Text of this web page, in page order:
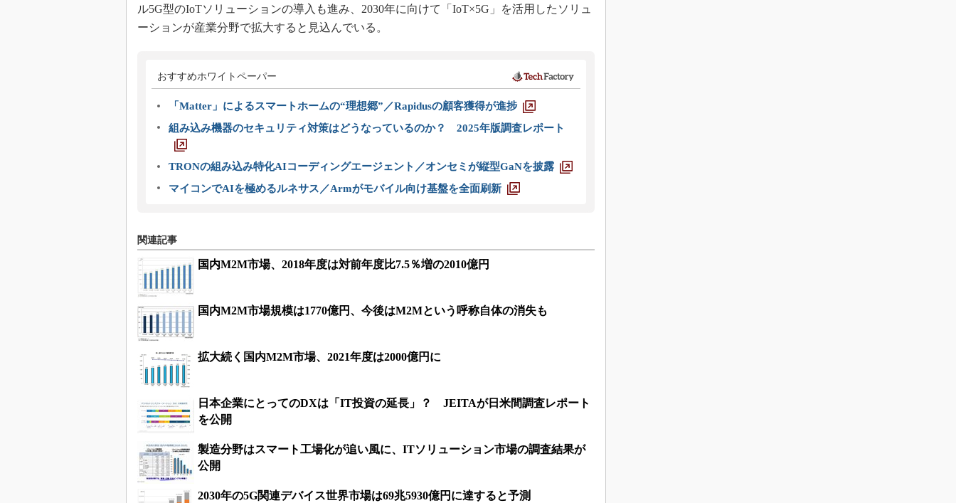
ル5G型のIoTソリューションの導入も進み、2030年に向けて「IoT×5G」を活用したソリュ
ーションが産業分野で拡大すると見込んでいる。
おすすめホワイトペーパー
「Matter」によるスマートホームの“理想郷”／Rapidusの顧客獲得が進捗
組み込み機器のセキュリティ対策はどうなっているのか？ 2025年版調査レポート
TRONの組み込み特化AIコーディングエージェント／オンセミが縦型GaNを披露
マイコンでAIを極めるルネサス／Armがモバイル向け基盤を全面刷新
関連記事
国内M2M市場、2018年度は対前年度比7.5％増の2010億円
国内M2M市場規模は1770億円、今後はM2Mという呼称自体の消失も
拡大続く国内M2M市場、2021年度は2000億円に
日本企業にとってのDXは「IT投資の延長」？ JEITAが日米間調査レポート
を公開
製造分野はスマート工場化が追い風に、ITソリューション市場の調査結果が
公開
2030年の5G関連デバイス世界市場は69兆5930億円に達すると予測